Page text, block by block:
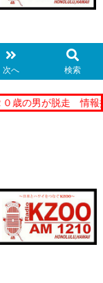
次へ 検索
歳の男が脱走 情報提